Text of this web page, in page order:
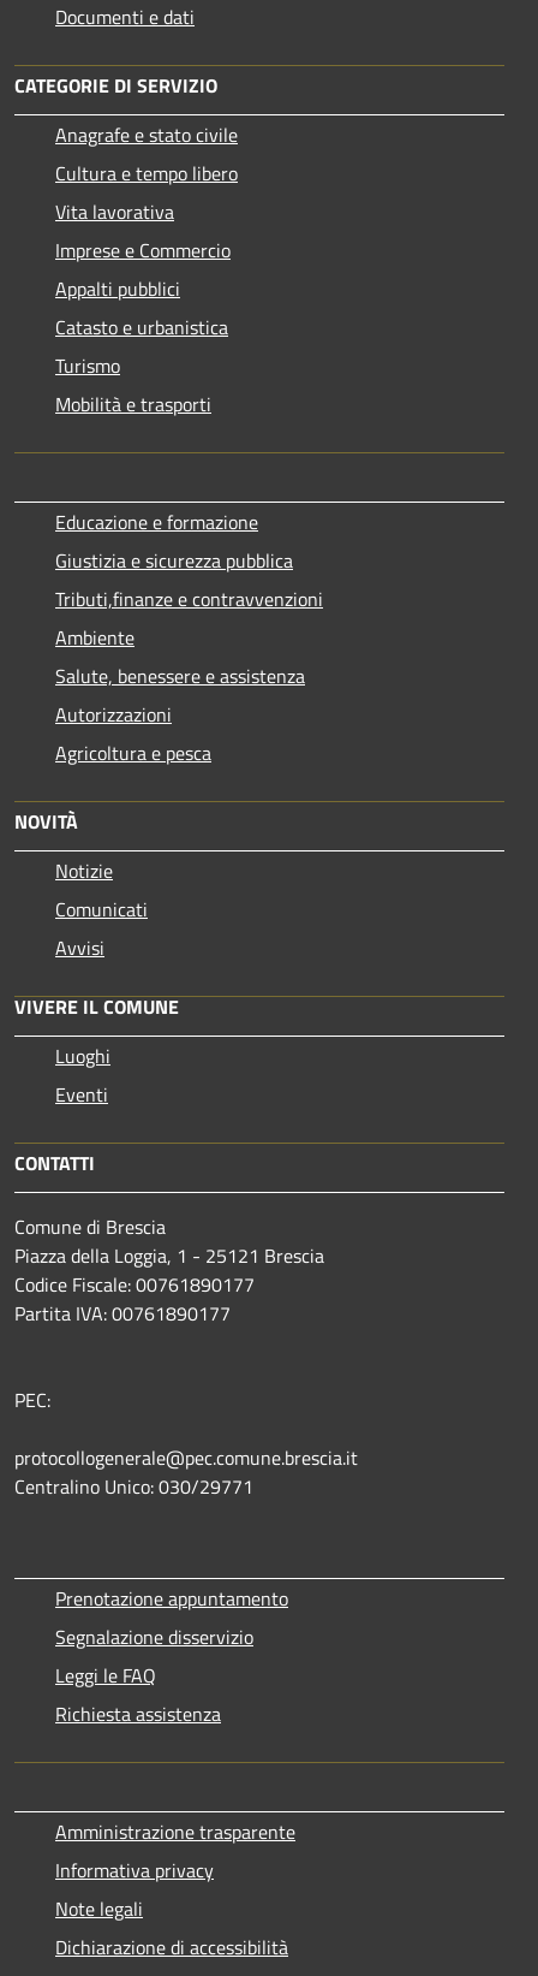
Documenti e dati
CATEGORIE DI SERVIZIO
Anagrafe e stato civile
Cultura e tempo libero
Vita lavorativa
Imprese e Commercio
Appalti pubblici
Catasto e urbanistica
Turismo
Mobilità e trasporti
Educazione e formazione
Giustizia e sicurezza pubblica
Tributi,finanze e contravvenzioni
Ambiente
Salute, benessere e assistenza
Autorizzazioni
Agricoltura e pesca
NOVITÀ
Notizie
Comunicati
Avvisi
VIVERE IL COMUNE
Luoghi
Eventi
CONTATTI
Comune di Brescia
Piazza della Loggia, 1 - 25121 Brescia
Codice Fiscale: 00761890177
Partita IVA: 00761890177
PEC:
protocollogenerale@pec.comune.brescia.it
Centralino Unico: 030/29771
Prenotazione appuntamento
Segnalazione disservizio
Leggi le FAQ
Richiesta assistenza
Amministrazione trasparente
Informativa privacy
Note legali
Dichiarazione di accessibilità